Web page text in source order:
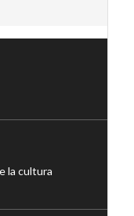
la cultura